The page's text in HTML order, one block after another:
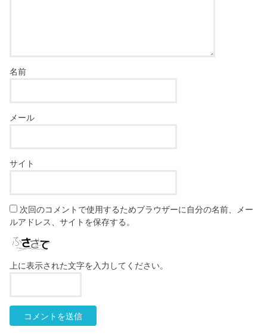
名前
メール
サイト
次回のコメントで使用するためブラウザーに自分の名前、メー
ルアドレス、サイトを保存する。
上に表示された文字を入力してください。